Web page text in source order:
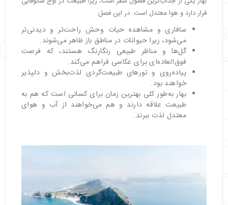
قرار دارد و هوا معتدل است. در این فصل:
سافاری و مشاهده حیات وحش راحت‌تر و دیدنی‌تر
می‌شود، زیرا حیوانات در مناطق باز ظاهر می‌شوند.
گل‌ها و مناظر طبیعی رنگارنگ هستند، که فرصت
فوق‌العاده‌ای برای عکاسی فراهم می‌کند.
پیاده‌روی و تورهای طبیعت‌گردی لذت‌بخش و دلپذیر
خواهند بود.
بهار به‌طور کلی بهترین زمان برای کسانی است که هم به
طبیعت علاقه دارند و هم می‌خواهند از آب و هوای
معتدل لذت ببرند.